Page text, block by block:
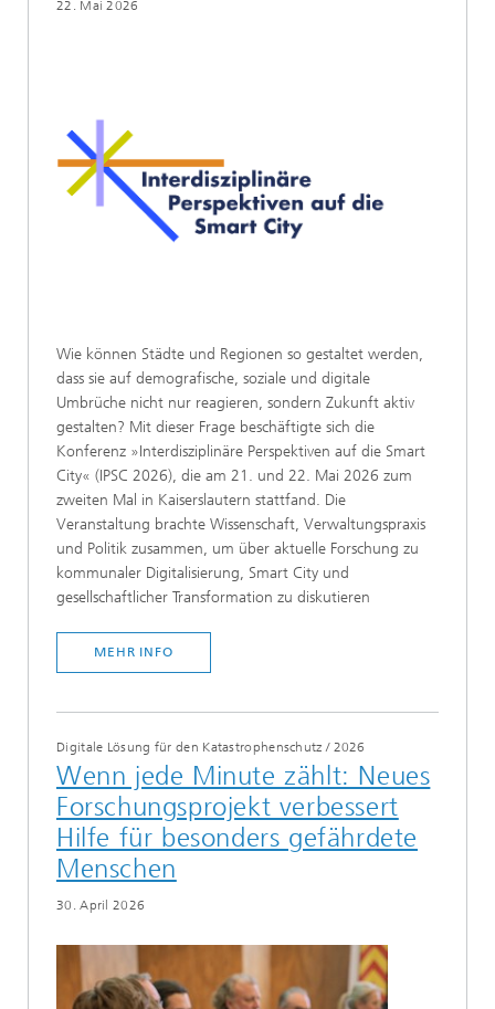
22. Mai 2026
Wie können Städte und Regionen so gestaltet werden,
dass sie auf demografische, soziale und digitale
Umbrüche nicht nur reagieren, sondern Zukunft aktiv
gestalten? Mit dieser Frage beschäftigte sich die
Konferenz »Interdisziplinäre Perspektiven auf die Smart
City« (IPSC 2026), die am 21. und 22. Mai 2026 zum
zweiten Mal in Kaiserslautern stattfand. Die
Veranstaltung brachte Wissenschaft, Verwaltungspraxis
und Politik zusammen, um über aktuelle Forschung zu
kommunaler Digitalisierung, Smart City und
gesellschaftlicher Transformation zu diskutieren
MEHR INFO
Digitale Lösung für den Katastrophenschutz / 2026
Wenn jede Minute zählt: Neues
Forschungsprojekt verbessert
Hilfe für besonders gefährdete
Menschen
30. April 2026